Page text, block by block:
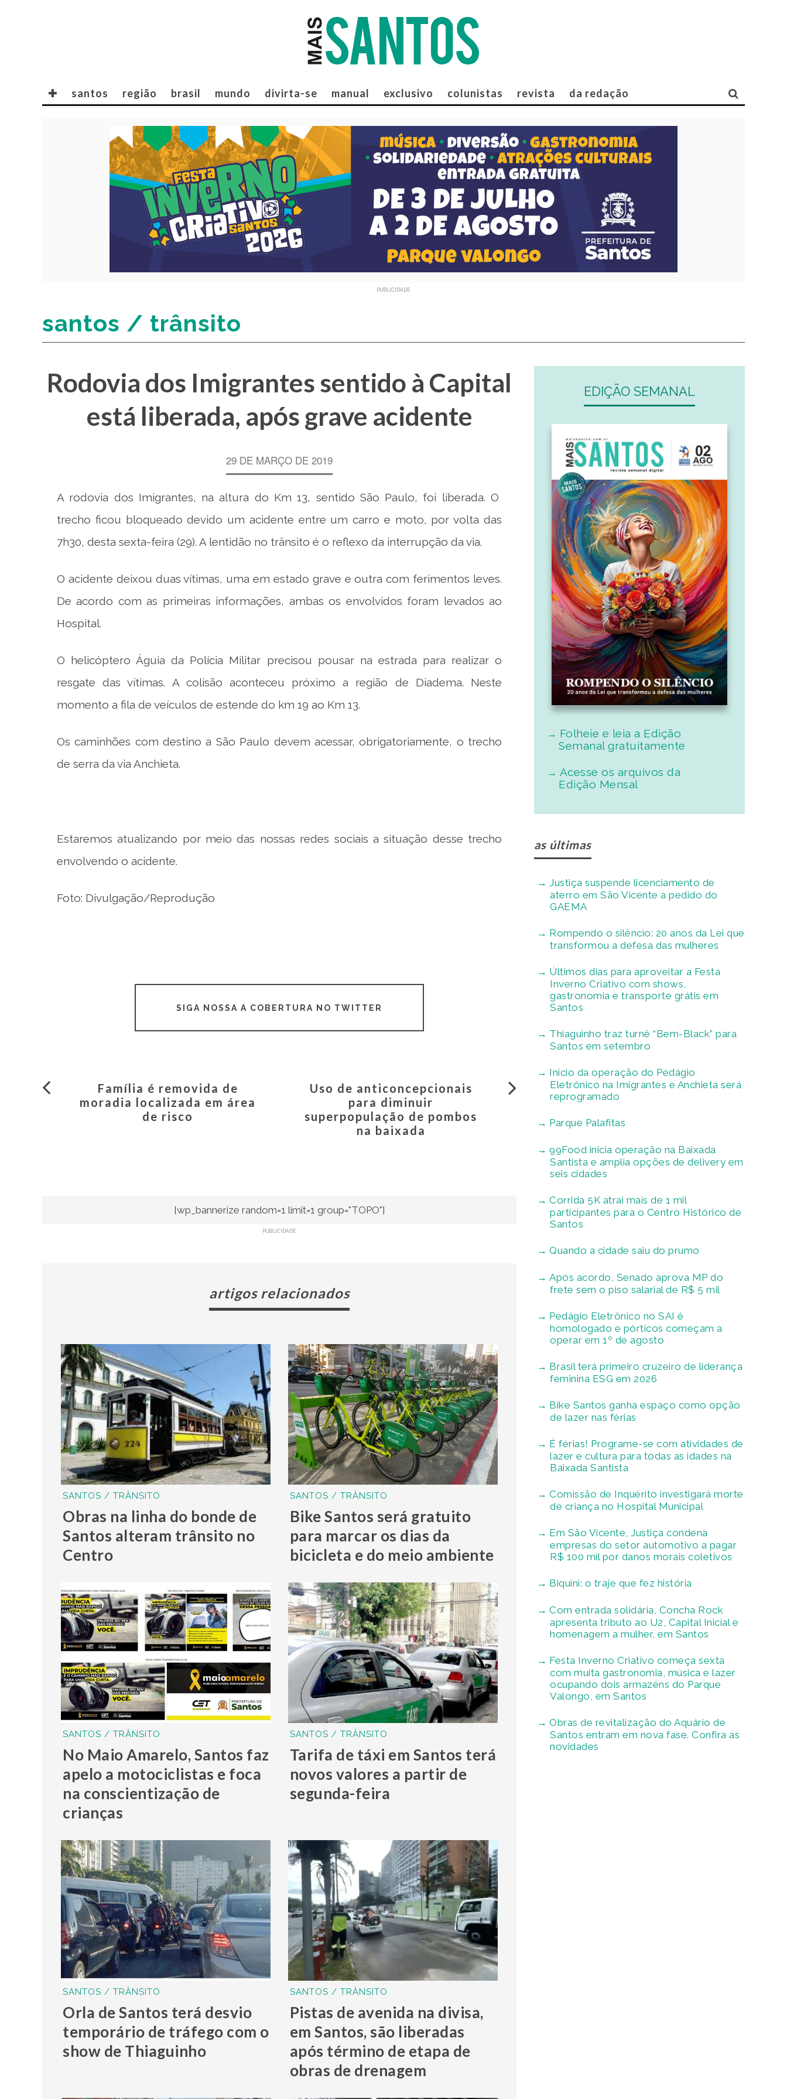
✚ santos região brasil mundo divirta-se manual exclusivo colunistas revista da redação
PUBLICIDADE
santos / trânsito
Rodovia dos Imigrantes sentido à Capital
está liberada, após grave acidente
29 DE MARÇO DE 2019
A rodovia dos Imigrantes, na altura do Km 13, sentido São Paulo, foi liberada. O
trecho ficou bloqueado devido um acidente entre um carro e moto, por volta das
7h30, desta sexta-feira (29). A lentidão no trânsito é o reflexo da interrupção da via.
O acidente deixou duas vítimas, uma em estado grave e outra com ferimentos leves.
De acordo com as primeiras informações, ambas os envolvidos foram levados ao
Hospital.
O helicóptero Águia da Polícia Militar precisou pousar na estrada para realizar o
resgate das vítimas. A colisão aconteceu próximo a região de Diadema. Neste
momento a fila de veículos de estende do km 19 ao Km 13.
Os caminhões com destino a São Paulo devem acessar, obrigatoriamente, o trecho
de serra da via Anchieta.
Estaremos atualizando por meio das nossas redes sociais a situação desse trecho
envolvendo o acidente.
Foto: Divulgação/Reprodução
SIGA NOSSA A COBERTURA NO TWITTER
Família é removida de
moradia localizada em área
de risco
Uso de anticoncepcionais
para diminuir
superpopulação de pombos
na baixada
[wp_bannerize random=1 limit=1 group="TOPO"]
PUBLICIDADE
artigos relacionados
SANTOS / TRÂNSITO
Obras na linha do bonde de
Santos alteram trânsito no
Centro
SANTOS / TRÂNSITO
Bike Santos será gratuito
para marcar os dias da
bicicleta e do meio ambiente
SANTOS / TRÂNSITO
No Maio Amarelo, Santos faz
apelo a motociclistas e foca
na conscientização de
crianças
SANTOS / TRÂNSITO
Tarifa de táxi em Santos terá
novos valores a partir de
segunda-feira
SANTOS / TRÂNSITO
Orla de Santos terá desvio
temporário de tráfego com o
show de Thiaguinho
SANTOS / TRÂNSITO
Pistas de avenida na divisa,
em Santos, são liberadas
após término de etapa de
obras de drenagem
EDIÇÃO SEMANAL
Folheie e leia a Edição
Semanal gratuitamente
Acesse os arquivos da
Edição Mensal
as últimas
Justiça suspende licenciamento de
aterro em São Vicente a pedido do
GAEMA
Rompendo o silêncio: 20 anos da Lei que
transformou a defesa das mulheres
Últimos dias para aproveitar a Festa
Inverno Criativo com shows,
gastronomia e transporte grátis em
Santos
Thiaguinho traz turnê “Bem-Black” para
Santos em setembro
Início da operação do Pedágio
Eletrônico na Imigrantes e Anchieta será
reprogramado
Parque Palafitas
99Food inicia operação na Baixada
Santista e amplia opções de delivery em
seis cidades
Corrida 5K atrai mais de 1 mil
participantes para o Centro Histórico de
Santos
Quando a cidade saiu do prumo
Após acordo, Senado aprova MP do
frete sem o piso salarial de R$ 5 mil
Pedágio Eletrônico no SAI é
homologado e pórticos começam a
operar em 1º de agosto
Brasil terá primeiro cruzeiro de liderança
feminina ESG em 2026
Bike Santos ganha espaço como opção
de lazer nas férias
É férias! Programe-se com atividades de
lazer e cultura para todas as idades na
Baixada Santista
Comissão de Inquérito investigará morte
de criança no Hospital Municipal
Em São Vicente, Justiça condena
empresas do setor automotivo a pagar
R$ 100 mil por danos morais coletivos
Biquíni: o traje que fez história
Com entrada solidária, Concha Rock
apresenta tributo ao U2, Capital Inicial e
homenagem a mulher, em Santos
Festa Inverno Criativo começa sexta
com muita gastronomia, música e lazer
ocupando dois armazéns do Parque
Valongo, em Santos
Obras de revitalização do Aquário de
Santos entram em nova fase. Confira as
novidades